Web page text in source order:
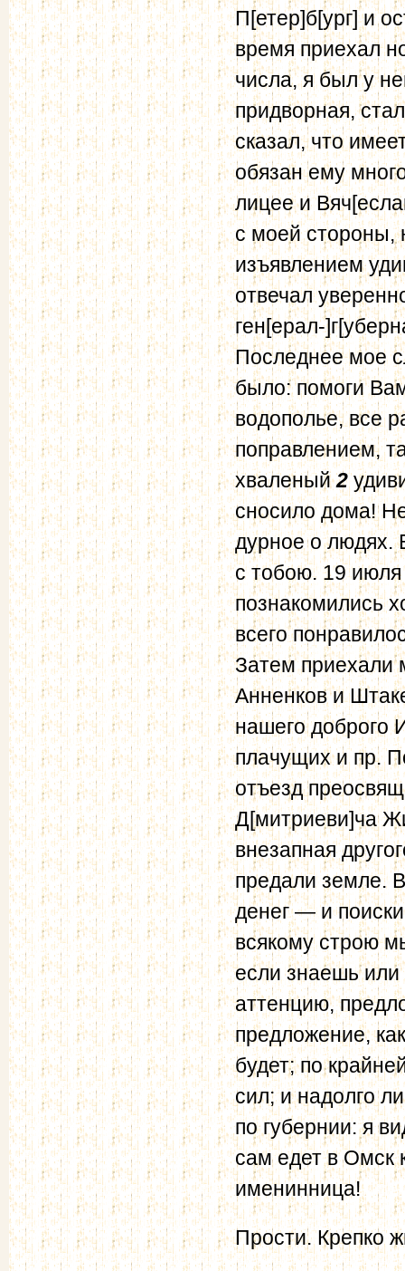
П[етер]б[ург] и
время приехал
числа, я был у
придворная,
сказал, что
обязан ему
лицее и
с моей стороны,
изъявлением
отвечал
ген[ерал-
Последнее мое
было: помоги
водополье, все
поправлением,
хваленый2
сносило дома!
дурное о людях.
с тобою. 19
познакомились
всего
Затем приехали
Анненков и
нашего доброго
плачущих и пр.
отъезд
Д[митриеви]ча
внезапная
предали земле.
денег — и
всякому строю
если знаешь
аттенцию,
предложение,
будет; по
сил; и надолго
по губернии: я
сам едет в Омск
именинница!
Прости. Крепко